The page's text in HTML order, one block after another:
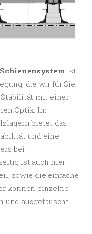
ist
die wir für Sie
mit einer
Optik. Im
bietet das
und eine
bei
ist auch hier
sowie die einfache
können einzelne
und ausgetauscht